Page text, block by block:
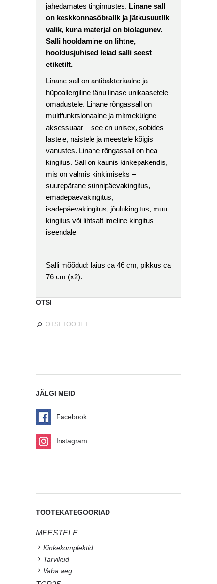
jahedamates tingimustes. Linane sall
on keskkonnasõbralik ja jätkusuutlik
valik, kuna materjal on biolagunev.
Salli hooldamine on lihtne,
hooldusjuhised leiad salli seest
etiketilt.
Linane sall on antibakteriaalne ja
hüpoallergiline tänu linase unikaasetele
omadustele. Linane rõngassall on
multifunktsionaalne ja mitmekülgne
aksessuaar – see on unisex, sobides
lastele, naistele ja meestele kõigis
vanustes. Linane rõngassall on hea
kingitus. Sall on kaunis kinkepakendis,
mis on valmis kinkimiseks –
suurepärane sünnipäevakingitus,
emadepäevakingitus,
isadepäevakingitus, jõulukingitus, muu
kingitus või lihtsalt imeline kingitus
iseendale.
Salli mõõdud: laius ca 46 cm, pikkus ca
76 cm (x2).
OTSI
JÄLGI MEID
Facebook
Instagram
TOOTEKATEGOORIAD
MEESTELE
Kinkekomplektid
Tarvikud
Vaba aeg